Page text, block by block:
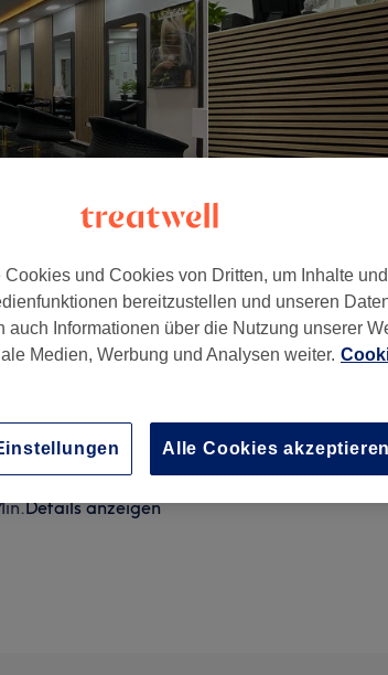
Details anzeigen
- Waschen & Föhnen
Details anzeigen
und Cookies von Dritten, um Inhalte
bereitzustellen und unseren
auch Informationen über die Nutzung unserer
Medien, Werbung und Analysen weiter.
Alle Cookies akzeptieren